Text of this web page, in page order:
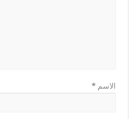
الاسم*